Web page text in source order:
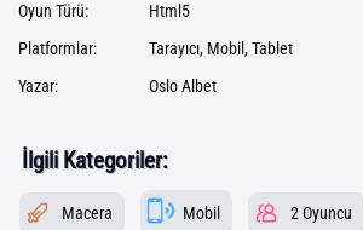
Oyun Türü:
Html5
Platformlar:
Tarayıcı, Mobil, Tablet
Yazar:
Oslo Albet
İlgili Kategoriler:
Macera Mobil 2 Oyuncu